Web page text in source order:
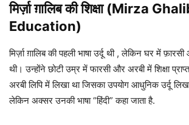
मिर्ज़ा ग़ालिब की शिक्षा (Mirza
Education)
मिर्ज़ा ग़ालिब की पहली भाषा उर्दू थी , लेकिन घर में फ़ारसी
थी। उन्होंने छोटी उम्र में फारसी और अरबी में शिक्षा
अरबी लिपि में लिखा था जिसका उपयोग आधुनिक उर्दू
लेकिन अक्सर उनकी भाषा “हिंदी” कहा जाता है.